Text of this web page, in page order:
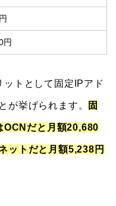
円
トとして固定IPアド
が挙げられます。 固
OCNだと月額20,680
ットだと月額5,238円